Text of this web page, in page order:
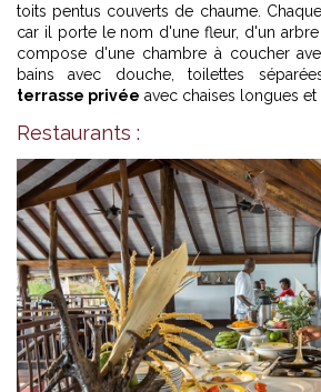
toits pentus couverts de chaume.
car il porte le nom d'une fleur, d'un
compose d'une chambre à coucher
bains avec douche, toilettes
terrasse privée avec chaises longues et
Restaurants :